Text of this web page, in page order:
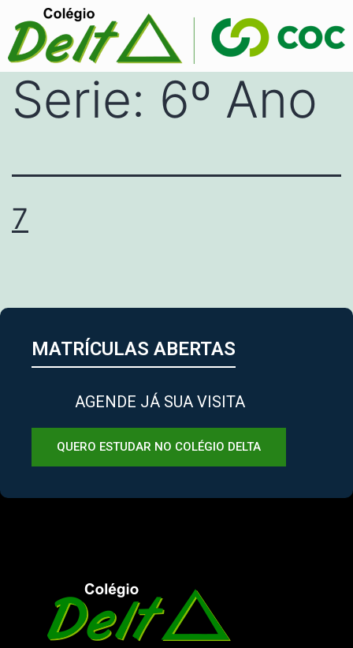
Serie: 6º Ano
7
MATRÍCULAS ABERTAS
AGENDE JÁ SUA VISITA
QUERO ESTUDAR NO COLÉGIO DELTA